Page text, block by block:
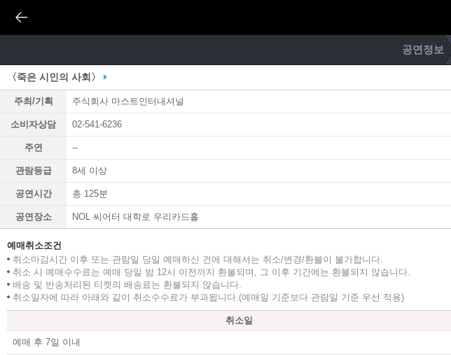
공연정보
〈죽은 시인의 사회〉
주최/기획 주식회사 마스트인터내셔널
소비자상담 02-541-6236
주연 --
관람등급 8세 이상
공연시간 총 125분
공연장소 NOL 씨어터 대학로 우리카드홀
예매취소조건
취소마감시간 이후 또는 관람일 당일 예매하신 건에 대해서는 취소/변경/환불이 불가합니다.
취소 시 예매수수료는 예매 당일 밤 12시 이전까지 환불되며, 그 이후 기간에는 환불되지 않습니다.
배송 및 반송처리된 티켓의 배송료는 환불되지 않습니다.
취소일자에 따라 아래와 같이 취소수수료가 부과됩니다.(예매일 기준보다 관람일 기준 우선 적용)
취소일
예매 후 7일 이내